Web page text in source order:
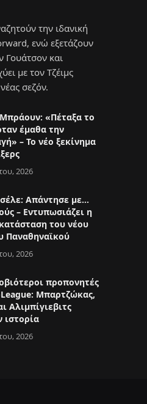
την ιδανική
ενώ εξετάζουν
Γουάτσον και
με τον Τζέιμς
σεζόν.
Μπράουν: «Πέταξα το
έμαθα την
– Το νέο ξεκίνημα
2026
Απάντησε με…
– Εντυπωσιάζει η
του νέου
Παναθηναϊκού
2026
προπονητές
Μπαρτζώκας,
Αλιμπίγιεβιτς
ιστορία
2026